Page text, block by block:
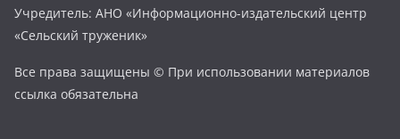
Учредитель: АНО «Информационно-издательский центр
«Сельский труженик»
Все права защищены © При использовании материалов
ссылка обязательна